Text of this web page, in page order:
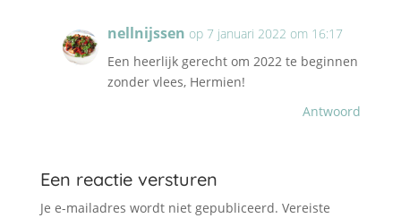
nellnijssen op 7 januari 2022 om 16:17
Een heerlijk gerecht om 2022 te beginnen
zonder vlees, Hermien!
Antwoord
Een reactie versturen
Je e-mailadres wordt niet gepubliceerd. Vereiste